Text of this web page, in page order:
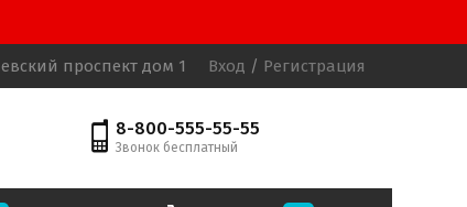
проспект дом 1 Вход / Регистрация
8-800-555-55-55
Звонок бесплатный